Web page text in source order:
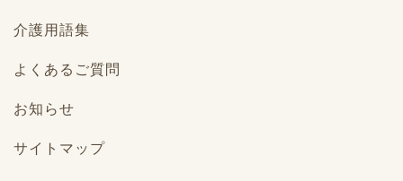
介護用語集
よくあるご質問
お知らせ
サイトマップ